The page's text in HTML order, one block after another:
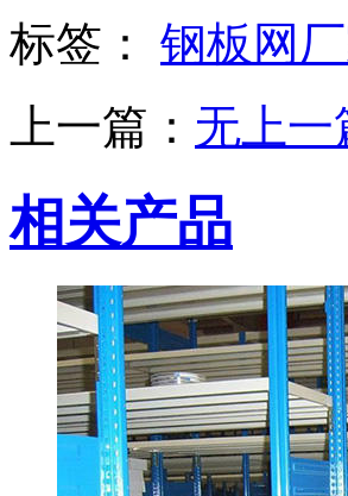
标签： 钢板网
上一篇： 无上一
相关产品